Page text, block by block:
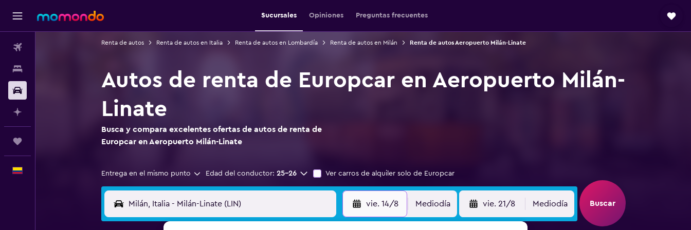
Sucursales Opiniones Preguntas frecuentes
Renta de autos Renta de autos en Italia Renta de autos en Lombardía Renta de autos en Milán Renta de autos Aeropuerto Milán-Linate
Autos de renta de Europcar en Aeropuerto Milán-
Linate
Busca y compara excelentes ofertas de autos de renta de
Europcar en Aeropuerto Milán-Linate
Entrega en el mismo punto Edad del conductor: 25-26 Ver carros de alquiler solo de Europcar
vie. 14/8 Mediodía vie. 21/8 Mediodía Buscar